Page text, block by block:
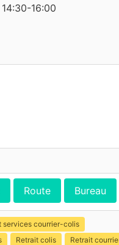
16:00
Route Bureau
services courrier-colis
Retrait colis
Retrait